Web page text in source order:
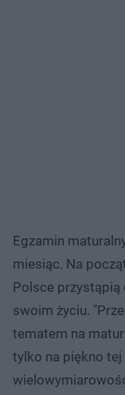
Egzamin
miesiąc. Na
Polsce przystąpią
swoim życiu.
tematem na
tylko na piękno